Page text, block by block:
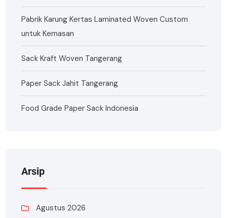
Pabrik Karung Kertas Laminated Woven Custom
untuk Kemasan
Sack Kraft Woven Tangerang
Paper Sack Jahit Tangerang
Food Grade Paper Sack Indonesia
Arsip
Agustus 2026